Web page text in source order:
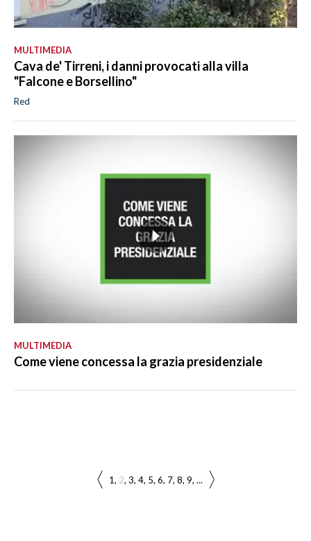
MULTIMEDIA
Cava de' Tirreni, i danni provocati alla villa
"Falcone e Borsellino"
Red
MULTIMEDIA
Come viene concessa la grazia presidenziale
1 2 3 4 5 6 7 8 9 ...